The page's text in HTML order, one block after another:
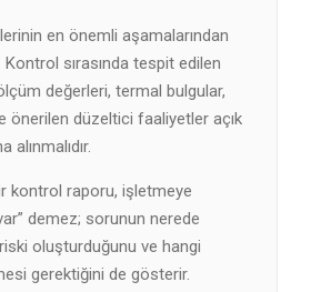
en önemli aşamalarından
Kontrol sırasında tespit edilen
değerleri, termal bulgular,
önerilen düzeltici faaliyetler açık
alınmalıdır.
kontrol raporu, işletmeye
demez; sorunun nerede
oluşturduğunu ve hangi
gerektiğini de gösterir.